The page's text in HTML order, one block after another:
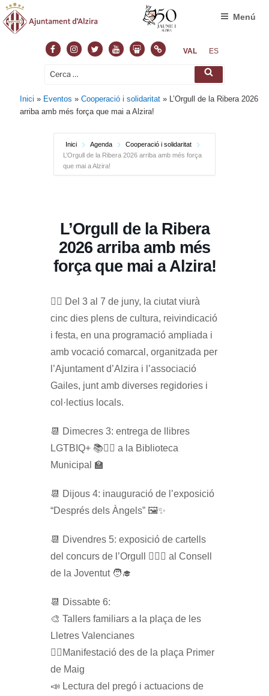
FacebookInstagram
TwitterYoutubeSlideshare
NormasVAL ES
Cerca: Cerca
Menú
Inici » Eventos »Cooperació i solidaritat » L’Orgull de la Ribera 2026
arriba amb més força que mai a Alzira!
Inici Agenda
Cooperació i solidaritat
L’Orgull de la Ribera 2026 arriba amb més força
que mai a Alzira!
L’Orgull de la Ribera
2026 arriba amb més
força que mai a Alzira!
🏳️‍🌈 Del 3 al 7 de juny, la ciutat viurà
cinc dies plens de cultura, reivindicació
i festa, en una programació ampliada i
amb vocació comarcal, organitzada per
l’Ajuntament d’Alzira i l’associació
Gailes, junt amb diverses regidories i
col·lectius locals.
📆 Dimecres 3: entrega de llibres
LGTBIQ+ 📚🏳️‍🌈 a la Biblioteca
Municipal 🏫
📆 Dijous 4: inauguració de l’exposició
“Després dels Àngels” 🖼️✨
📆 Divendres 5: exposició de cartells
del concurs de l’Orgull 🏳️‍🌈📝 al Consell
de la Joventut 🧑‍🎓
📆 Dissabte 6:
🎨 Tallers familiars a la plaça de les
Lletres Valencianes
🚶‍♂️Manifestació des de la plaça Primer
de Maig
📣 Lectura del pregó i actuacions de